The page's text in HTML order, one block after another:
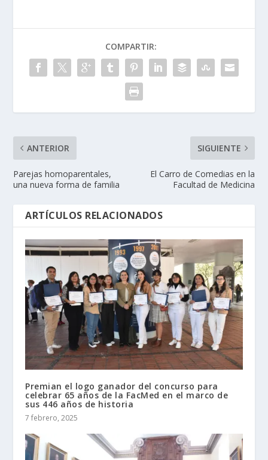
COMPARTIR:
ANTERIOR
Parejas homoparentales,
una nueva forma de familia
SIGUIENTE
El Carro de Comedias en la
Facultad de Medicina
ARTÍCULOS RELACIONADOS
Premian el logo ganador del concurso para
celebrar 65 años de la FacMed en el marco de
sus 446 años de historia
7 febrero, 2025